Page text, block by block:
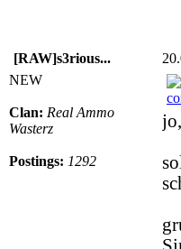
[RAW]s3rious...
NEW
Clan: Real Ammo
Wasterz
Postings: 1292